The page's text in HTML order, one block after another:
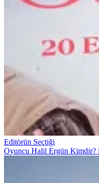
Editörün Seçtiği
Oyuncu Halil Ergün Kimdir?